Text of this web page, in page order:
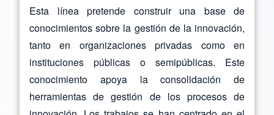
Esta línea pretende construir una base de
conocimientos sobre la gestión de la innovación,
tanto en organizaciones privadas como en
instituciones públicas o semipúblicas. Este
conocimiento apoya la consolidación de
herramientas de gestión de los procesos de